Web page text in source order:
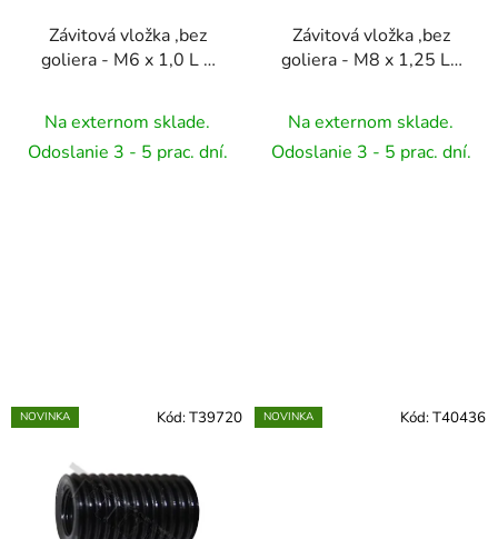
Závitová vložka ,bez
goliera - M6 x 1,0 L =
Na externom sklade.
Odoslanie 3 - 5 prac. dní.
Závitová vložka ,bez
goliera - M8 x 1,25 L=
Na externom sklade.
Odoslanie 3 - 5 prac. dní.
NOVINKA Kód:T39720 NOVINKA Kód:T40436